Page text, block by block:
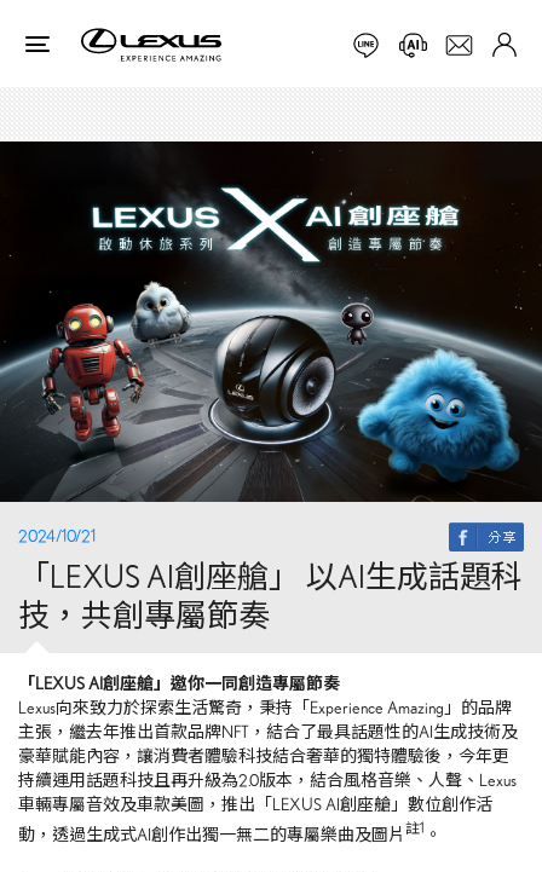
2024/10/21
「LEXUS AI創座艙」 以AI生成話題科
技，共創專屬節奏
「LEXUS AI創座艙」邀你一同創造專屬節奏
Lexus向來致力於探索生活驚奇，秉持「Experience Amazing」的品牌
主張，繼去年推出首款品牌NFT，結合了最具話題性的AI生成技術及
豪華賦能內容，讓消費者體驗科技結合奢華的獨特體驗後，今年更
持續運用話題科技且再升級為2.0版本，結合風格音樂、人聲、Lexus
車輛專屬音效及車款美圖，推出「LEXUS AI創座艙」數位創作活
動，透過生成式AI創作出獨一無二的專屬樂曲及圖片 註1 。